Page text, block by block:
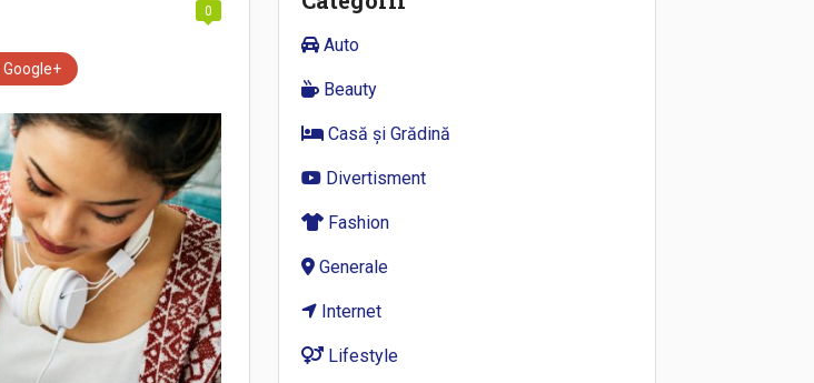
0
Google+
Auto
Beauty
Casă și Grădină
Divertisment
Fashion
Generale
Internet
Lifestyle